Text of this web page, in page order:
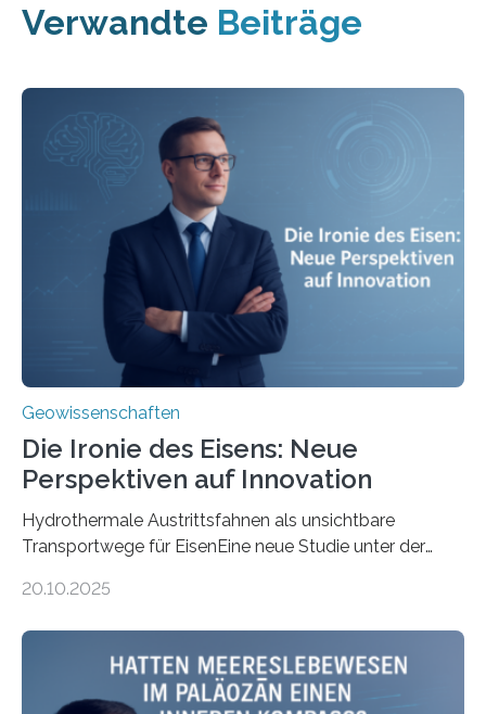
Verwandte Beiträge
Geowissenschaften
Die Ironie des Eisens: Neue
Perspektiven auf Innovation
Hydrothermale Austrittsfahnen als unsichtbare
Transportwege für EisenEine neue Studie unter der
Umweltwissenschaften der Universität Bremen –
Stoffkreislauf im Ozean prägen. Die Überblicksstudie
mit dem Titel „Iron’s Irony“ ist in Communications Earth
20.10.2025